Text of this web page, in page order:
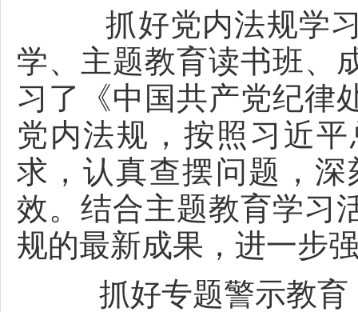
抓好党内法规学习
学、主题教育读书班、
习了《中国共产党纪律
党内法规，按照习近
求，认真查摆问题，
效。结合主题教育学习
规的最新成果，进一
抓好专题警示教育